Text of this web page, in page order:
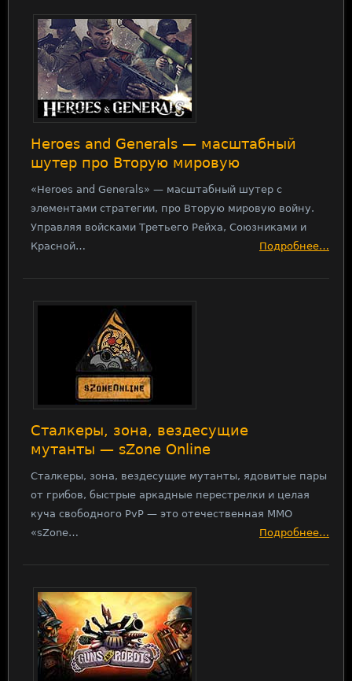
Heroes and Generals — масштабный
шутер про Вторую мировую
«Heroes and Generals» — масштабный шутер с
элементами стратегии, про Вторую мировую войну.
Управляя войсками Третьего Рейха, Союзниками и
Красной…
Подробнее…
Сталкеры, зона, вездесущие
мутанты — sZone Online
Сталкеры, зона, вездесущие мутанты, ядовитые пары
от грибов, быстрые аркадные перестрелки и целая
куча свободного PvP — это отечественная MMO
«sZone…
Подробнее…